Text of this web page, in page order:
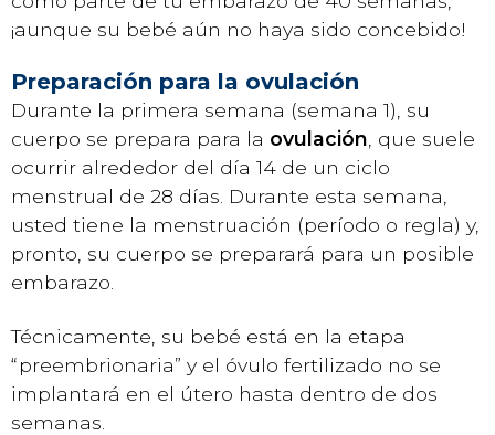
¡aunque su bebé aún no haya sido concebido!
Preparación para la ovulación
Durante la primera semana (semana 1), su
cuerpo se prepara para la ovulación , que suele
ocurrir alrededor del día 14 de un ciclo
menstrual de 28 días. Durante esta semana,
usted tiene la menstruación (período o regla) y,
pronto, su cuerpo se preparará para un posible
embarazo.
Técnicamente, su bebé está en la etapa
“preembrionaria” y el óvulo fertilizado no se
implantará en el útero hasta dentro de dos
semanas.